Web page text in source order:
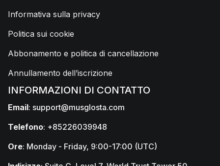
Informativa sulla privacy
Politica sui cookie
Abbonamento e politica di cancellazione
Annullamento dell’iscrizione
INFORMAZIONI DI CONTATTO
Email: support@musglosta.com
Telefono: +85226039948
Ore: Monday - Friday, 9:00-17:00 (UTC)